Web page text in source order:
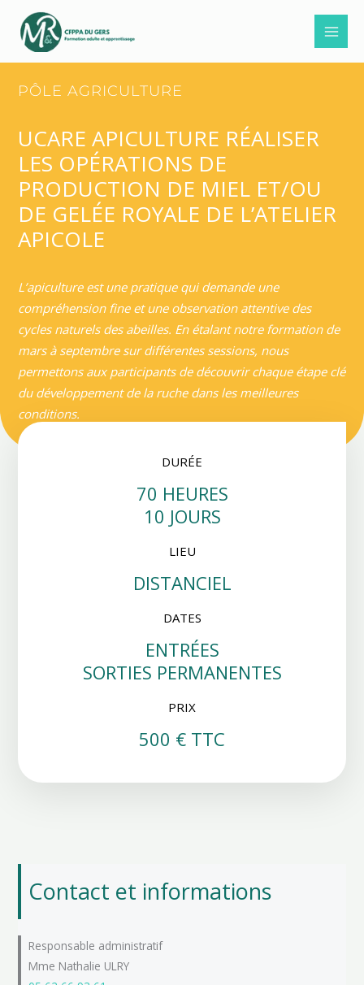
contenu
PÔLE AGRICULTURE
UCARE APICULTURE RÉALISER
LES OPÉRATIONS DE
PRODUCTION DE MIEL ET/OU
DE GELÉE ROYALE DE L’ATELIER
APICOLE
L’apiculture est une pratique qui demande une
compréhension fine et une observation attentive des
cycles naturels des abeilles. En étalant notre formation de
mars à septembre sur différentes sessions, nous
permettons aux participants de découvrir chaque étape clé
du développement de la ruche dans les meilleures
conditions.
DURÉE
70 HEURES
10 JOURS
LIEU
DISTANCIEL
DATES
ENTRÉES
SORTIES PERMANENTES
PRIX
500 € TTC
Contact et informations
Responsable administratif
Mme Nathalie ULRY